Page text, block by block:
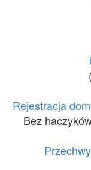
Rejestracja
Bez